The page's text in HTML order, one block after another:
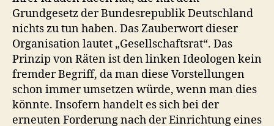
Grundgesetz der Bundesrepublik Deutschland
nichts zu tun haben. Das Zauberwort dieser
Organisation lautet „Gesellschaftsrat“. Das
Prinzip von Räten ist den linken Ideologen kein
fremder Begriff, da man diese Vorstellungen
schon immer umsetzen würde, wenn man dies
könnte. Insofern handelt es sich bei der
erneuten Forderung nach der Einrichtung eines